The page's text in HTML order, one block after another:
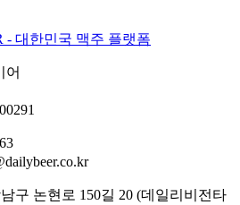
어
구 논현로 150길 20 (데일리비전타